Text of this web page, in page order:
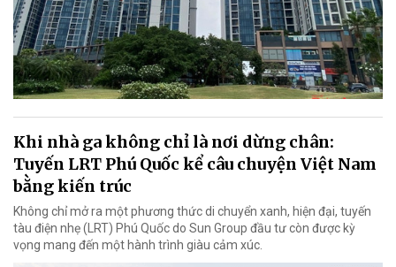
Khi nhà ga không chỉ là nơi dừng chân:
Tuyến LRT Phú Quốc kể câu chuyện Việt Nam
bằng kiến trúc
Không chỉ mở ra một phương thức di chuyển xanh, hiện đại, tuyến
tàu điện nhẹ (LRT) Phú Quốc do Sun Group đầu tư còn được kỳ
vọng mang đến một hành trình giàu cảm xúc.